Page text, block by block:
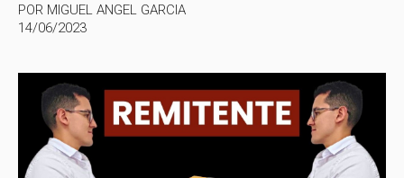
POR MIGUEL ANGEL GARCIA
14/06/2023